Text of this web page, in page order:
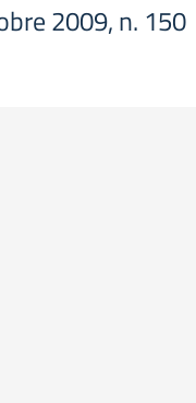
2009, n. 150